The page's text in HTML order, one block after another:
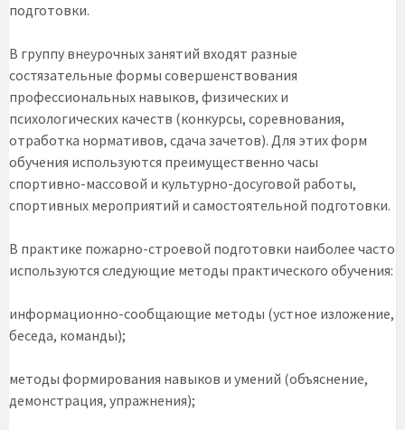
подготовки.
В группу внеурочных занятий входят разные
состязательные формы совершенствования
профессиональных навыков, физических и
психологических качеств (конкурсы, соревнования,
отработка нормативов, сдача зачетов). Для этих форм
обучения используются преимущественно часы
спортивно-массовой и культурно-досуговой работы,
спортивных мероприятий и самостоятельной подготовки.
В практике пожарно-строевой подготовки наиболее часто
используются следующие методы практического обучения:
информационно-сообщающие методы (устное изложение,
беседа, команды);
методы формирования навыков и умений (объяснение,
демонстрация, упражнения);